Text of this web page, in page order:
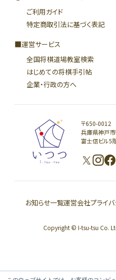
〒650-0012
兵庫県神戸
富士信ビル5
ご利用ガイド
特定商取引法に基づく表記
運営サービス
全国将棋道場教室検索
はじめての将棋手引帖
企業・行政の方へ
お知らせ一覧運営会社プライ
Copyright © I-tsu-tsu Co.